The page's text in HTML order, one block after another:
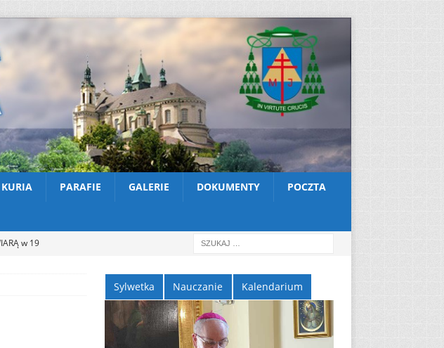
KURIA PARAFIE GALERIE DOKUMENTY POCZTA
w 19
Górę
Sylwetka Nauczanie Kalendarium